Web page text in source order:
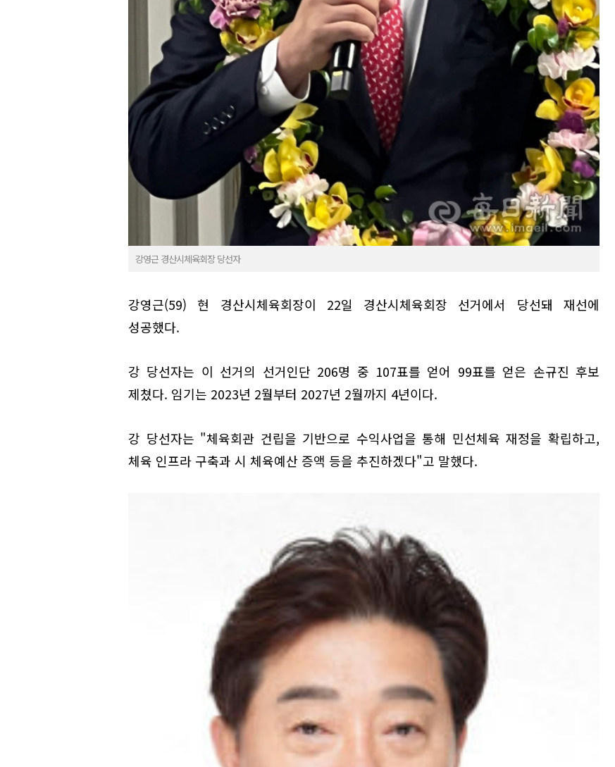
강영근 경산시체육회장 당선자
강영근(59) 현 경산시체육회장이 22일 경산시체육회장 선거에서 당선돼 재선에
성공했다.
강 당선자는 이 선거의 선거인단 206명 중 107표를 얻어 99표를 얻은 손규진 후보
제쳤다. 임기는 2023년 2월부터 2027년 2월까지 4년이다.
강 당선자는 "체육회관 건립을 기반으로 수익사업을 통해 민선체육 재정을 확립하고,
체육 인프라 구축과 시 체육예산 증액 등을 추진하겠다"고 말했다.